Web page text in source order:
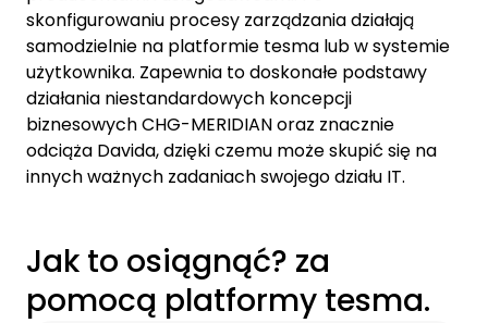
skonfigurowaniu procesy zarządzania działają
samodzielnie na platformie tesma lub w systemie
użytkownika. Zapewnia to doskonałe podstawy
działania niestandardowych koncepcji
biznesowych CHG-MERIDIAN oraz znacznie
odciąża Davida, dzięki czemu może skupić się na
innych ważnych zadaniach swojego działu IT.
Jak to osiągnąć? za
pomocą platformy tesma.